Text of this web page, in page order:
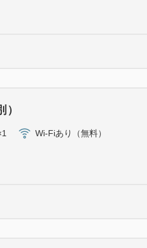
まれの自然派ブランド
ぶどうで造られたプレミア
種（赤）or シャルドネ種（白
コールですので、お酒が
ムジュース「アラン・ミリ
エ特製スイーツプレート（お
Wi-Fiあり（無料）